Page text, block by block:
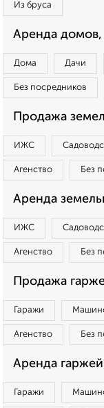
Из бруса
Аренда домов,
Дома Дачи
Без посредников
Продажа
ИЖС
Агенство Без
Аренда
ИЖС
Агенство Без
Продажа
Гаражи
Агенство Без
Аренда
Гаражи